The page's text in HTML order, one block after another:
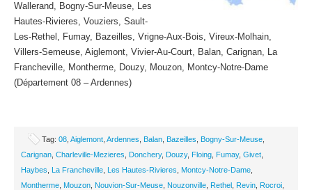
Wallerand, Bogny-Sur-Meuse, Les
Hautes-Rivieres, Vouziers, Sault-
Les-Rethel, Fumay, Bazeilles, Vrigne-Aux-Bois, Vireux-Molhain,
Villers-Semeuse, Aiglemont, Vivier-Au-Court, Balan, Carignan, La
Francheville, Montherme, Douzy, Mouzon, Montcy-Notre-Dame
(Département 08 – Ardennes)
Tag: 08 Aiglemont Ardennes Balan Bazeilles Bogny-Sur-Meuse
Carignan Charleville-Mezieres Donchery, Douzy, Floing Fumay, Givet
Haybes
La Francheville Les Hautes-Rivieres Montcy-Notre-Dame
Montherme Mouzon Nouvion-Sur-Meuse Nouzonville Rethel Revin Rocroi